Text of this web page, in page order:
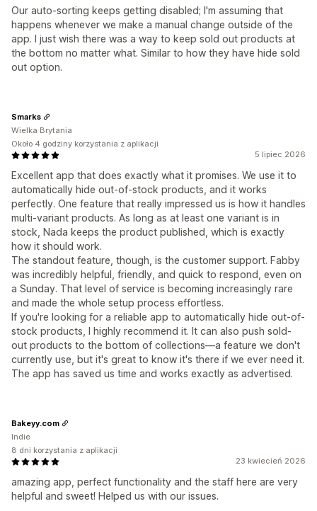
Our auto-sorting keeps getting disabled; I'm assuming that
happens whenever we make a manuaI change outside of the
app. I just wish there was a way to keep sold out products at
the bottom no matter what. Similar to how they have hide sold
out option.
5 lipiec 2026
Excellent app that does exactly what it promises. We use it to
automatically hide out-of-stock products, and it works
perfectly. One feature that really impressed us is how it handles
multi-variant products. As long as at least one variant is in
stock, Nada keeps the product published, which is exactly
how it should work.
The standout feature, though, is the customer support. Fabby
was incredibly helpful, friendly, and quick to respond, even on
a Sunday. That level of service is becoming increasingly rare
and made the whole setup process effortless.
If you're looking for a reliable app to automatically hide out-of-
stock products, I highly recommend it. It can also push sold-
out products to the bottom of collections—a feature we don't
currently use, but it's great to know it's there if we ever need it.
The app has saved us time and works exactly as advertised.
Smarks
Wielka Brytania
Około 4 godziny korzystania z aplikacji
23 kwiecień 2026
amazing app, perfect functionality and the staff here are very
helpful and sweet! Helped us with our issues.
Bakeyy.com
Indie
8 dni korzystania z aplikacji